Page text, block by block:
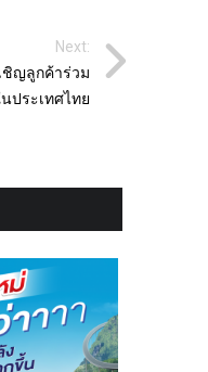
Next:
เชิญลูกค้าร่วม
ประเทศไทย